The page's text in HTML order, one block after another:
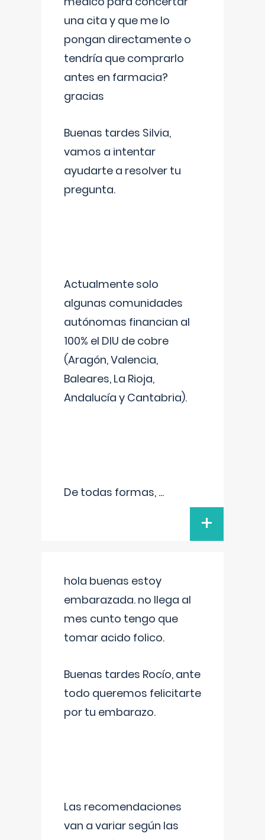
una cita y que me lo
pongan directamente o
tendría que comprarlo
antes en farmacia?
gracias
Buenas tardes Silvia,
vamos a intentar
ayudarte a resolver tu
pregunta.
Actualmente solo
algunas comunidades
autónomas financian al
100% el DIU de cobre
(Aragón, Valencia,
Baleares, La Rioja,
Andalucía y Cantabria).
De todas formas, ...
+
hola buenas estoy
embarazada. no llega al
mes cunto tengo que
tomar acido folico.
Buenas tardes Rocío, ante
todo queremos felicitarte
por tu embarazo.
Las recomendaciones
van a variar según las